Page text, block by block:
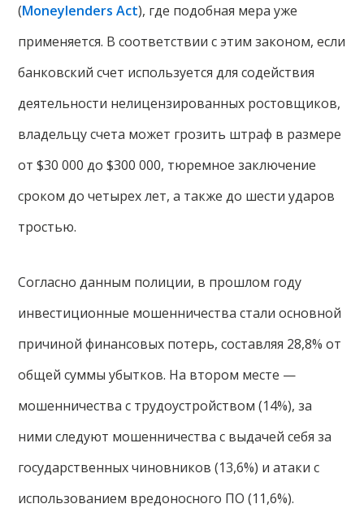
(Moneylenders Act), где подобная мера уже
применяется. В соответствии с этим законом, если
банковский счет используется для содействия
деятельности нелицензированных ростовщиков,
владельцу счета может грозить штраф в размере
от $30 000 до $300 000, тюремное заключение
сроком до четырех лет, а также до шести ударов
тростью.
Согласно данным полиции, в прошлом году
инвестиционные мошенничества стали основной
причиной финансовых потерь, составляя 28,8% от
общей суммы убытков. На втором месте —
мошенничества с трудоустройством (14%), за
ними следуют мошенничества с выдачей себя за
государственных чиновников (13,6%) и атаки с
использованием вредоносного ПО (11,6%).